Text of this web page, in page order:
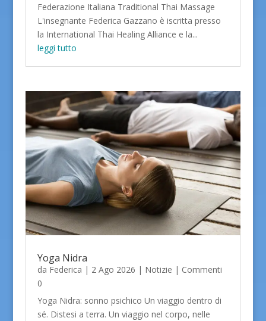
Federazione Italiana Traditional Thai Massage
L'insegnante Federica Gazzano è iscritta presso
la International Thai Healing Alliance e la...
leggi tutto
Yoga Nidra
da Federica | 2 Ago 2026 | Notizie | Commenti
0
Yoga Nidra: sonno psichico Un viaggio dentro di
sé. Distesi a terra. Un viaggio nel corpo, nelle